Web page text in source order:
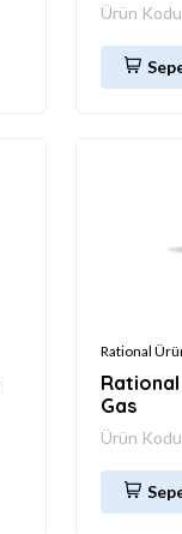
Ürün Kodu
Rational
Rational
Gas
Ürün Kodu